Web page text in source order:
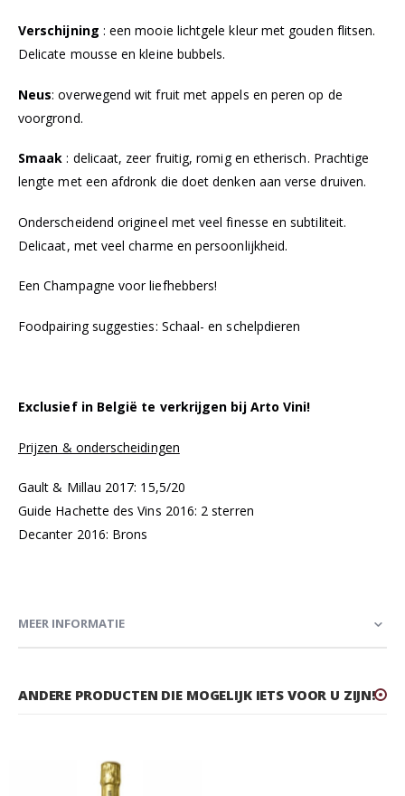
Verschijning : een mooie lichtgele kleur met gouden flitsen.
Delicate mousse en kleine bubbels.
Neus: overwegend wit fruit met appels en peren op de
voorgrond.
Smaak : delicaat, zeer fruitig, romig en etherisch. Prachtige
lengte met een afdronk die doet denken aan verse druiven.
Onderscheidend origineel met veel finesse en subtiliteit.
Delicaat, met veel charme en persoonlijkheid.
Een Champagne voor liefhebbers!
Foodpairing suggesties: Schaal- en schelpdieren
Exclusief in België te verkrijgen bij Arto Vini!
Prijzen & onderscheidingen
Gault & Millau 2017: 1 5,5/20
Guide Hachette des Vins 2016: 2 sterren
Decanter 2016: Brons
MEER INFORMATIE
ANDERE PRODUCTEN DIE MOGELIJK IETS VOOR U ZIJN!